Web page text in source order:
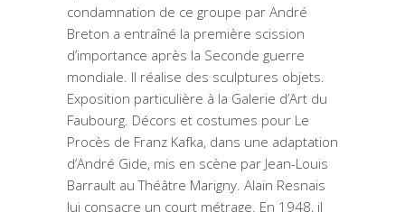
condamnation de ce groupe par André
Breton a entraîné la première scission
d’importance après la Seconde guerre
mondiale. Il réalise des sculptures objets.
Exposition particulière à la Galerie d’Art du
Faubourg. Décors et costumes pour Le
Procès de Franz Kafka, dans une adaptation
d’André Gide, mis en scène par Jean-Louis
Barrault au Théâtre Marigny. Alain Resnais
lui consacre un court métrage. En 1948, il